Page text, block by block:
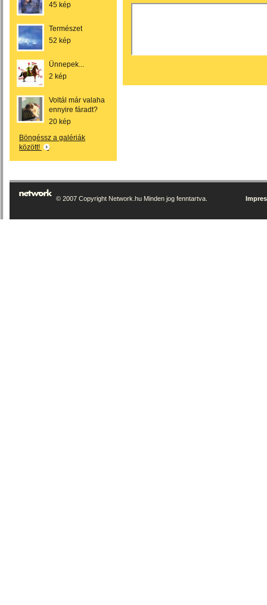
45 kép
Természet
52 kép
Ünnepek...
2 kép
Voltál már valaha
ennyire fáradt?
20 kép
Böngéssz a galériák
között!
© 2007 Copyright Network.hu Minden jog fenntartva.